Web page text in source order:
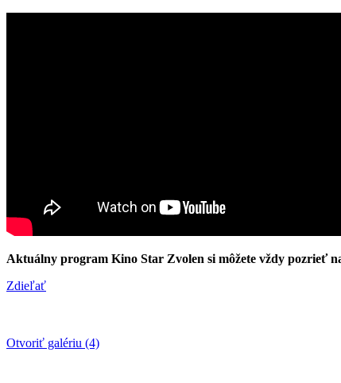
Aktuálny program Kino Star Zvolen si môžete vždy pozrieť
Zdieľať
Otvoriť galériu (4)